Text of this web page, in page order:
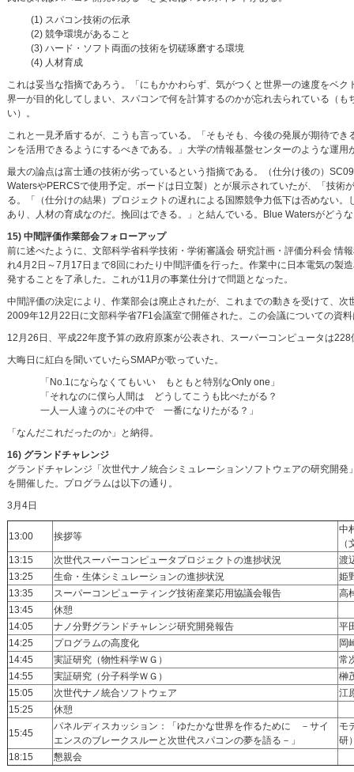
(1) スパコン技術の伝承
(2) 競争環境があること
(3) ハード・ソフト両面の技術を切磋琢磨する環境
(4) 人材育成
これは妥当な指摘であろう。「にもかかわらず、気がつくと世界一の速度をベ
界一が目的化してしまい、スパコンで何を計算するのかが忘れ去られている（
い）。
これと一見矛盾するが、こうも言っている。「そもそも、今後の発展が期待で
ンを活用できるようにするべきである。」大学の情報基盤センターのような運用
最大の論点は富士通の技術が劣っているという指摘である。（仕分け後の）
WatersやPERCSで使用予定。ボードは日立製）とが展示されていたが、「技
る。「（仕分けの結果）プロジェクトの遅れによる国際競争力低下は否めない
あり、人材の育成なのだ。挽回はできる。」と結んでいる。Blue Watersがどう
15) 中間評価作業部会フォローアップ
前に述べたように、文部科学省科学技術・学術審議会 研究計画・評価分科会 情
れ4月2日～7月17日まで8回にわたり中間評価を行った。作業中に日本電気の製
発することを了承した。これが11月の事業仕分けで問題となった。
中間評価の決定により、作業部会は廃止されたが、これまでの動きを受けて、
2009年12月22日に文部科学省7F1会議室で開催された。この会議についての資
12月26日、平成22年度予算の政府原案が公表され、スーパーコンピュータは
大晦日に紅白を聞いていたらSMAPが歌っていた。
「No.1にならなくてもいい もともと特別なOnly one」
「それなのに僕ら人間は どうしてこうも比べたがる？
一人一人違うのにその中で 一番になりたがる？」
「なんだこれだったのか」と納得。
16) グランドチャレンジ
グランドチャレンジ「次世代ナノ統合シミュレーションソフトウェアの研究開
を開催した。プログラムは以下の通り。
3月4日
13:00 挨拶等
中
13:15
次世代スーパーコンピュータプロジェクトの進捗状況
渡
13:25
生命・生体シミュレーションの進捗状況
姫
13:35
スーパーコンピューティング技術産業応用協議会報告
高
13:45
休憩
14:05
ナノ分野グランドチャレンジ研究開発報告
平
14:25
プログラムの高度化
岡
14:45
実証研究（物性科学ＷＧ）
常
14:55
実証研究（分子科学ＷＧ）
榊
15:05
次世代ナノ統合ソフトウェア
江
15:25
休憩
15:45
パネルディスカッション：「ゆたかな世界を作るために －サイ
エンスのブレークスルーと次世代スパコンの夢を語る－」
モ
研
18:15
懇親会